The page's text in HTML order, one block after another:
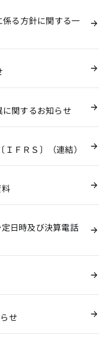
る方針に関する一
関するお知らせ
ＦＲＳ〕（連結）
日時及び決算電話
せ